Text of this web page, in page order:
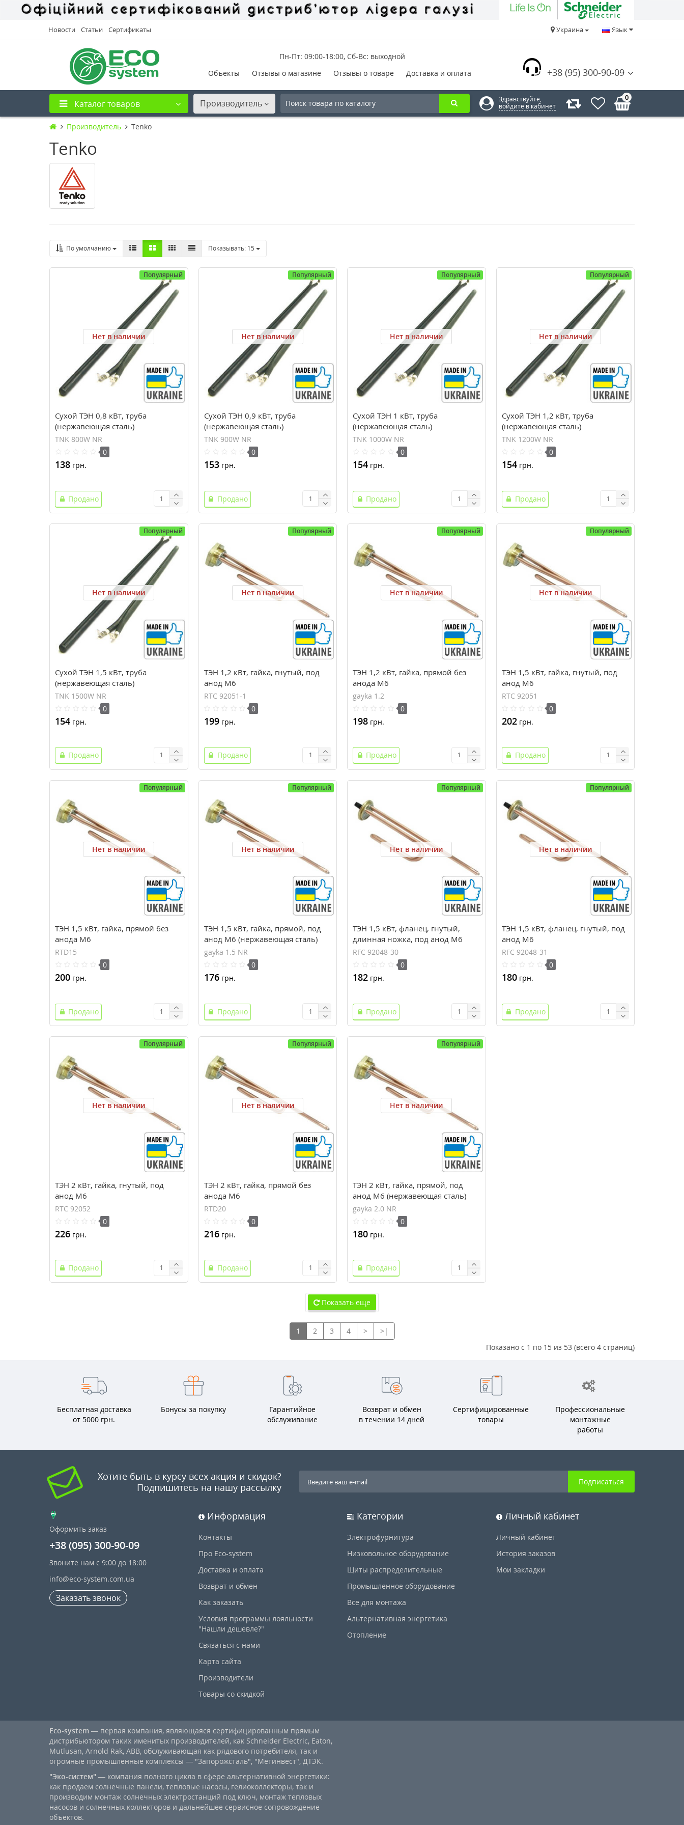
Новости Статьи Сертификаты Язык
Украина
+38 (95) 300-90-09
Пн-Пт: 09:00-18:00, Сб-Вс: выходной
Объекты
Отзывы о магазине Отзывы о товаре Доставка и оплата
Каталог товаров Производитель
Здравствуйте,
войдите в кабинет
0
Производитель Tenko
Tenko
По умолчанию Показывать: 15
Популярный
Нет в наличии
Сухой ТЭН 0,8 кВт, труба
(нержавеющая сталь)
TNK 800W NR
0
138 грн.
Продано
Популярный
Нет в наличии
Сухой ТЭН 0,9 кВт, труба
(нержавеющая сталь)
TNK 900W NR
0
153грн.
Продано
Популярный
Нет в наличии
Сухой ТЭН 1 кВт, труба
(нержавеющая сталь)
TNK 1000W NR
0
154 грн.
Продано
Популярный
Нет в наличии
Сухой ТЭН 1,2 кВт, труба
(нержавеющая сталь)
TNK 1200W NR
0
154грн.
Продано
Популярный
Нет в наличии
Сухой ТЭН 1,5 кВт, труба
(нержавеющая сталь)
TNK 1500W NR
0
154 грн.
Продано
Популярный
Нет в наличии
ТЭН 1,2 кВт, гайка, гнутый, под
анод М6
RTC 92051-1
0
199грн.
Продано
Популярный
Нет в наличии
ТЭН 1,2 кВт, гайка, прямой без
анода M6
gayka 1.2
0
198 грн.
Продано
Популярный
Нет в наличии
ТЭН 1,5 кВт, гайка, гнутый, под
анод М6
RTC 92051
0
202грн.
Продано
Популярный
Нет в наличии
ТЭН 1,5 кВт, гайка, прямой без
анода M6
RTD15
0
200 грн.
Продано
Популярный
Нет в наличии
ТЭН 1,5 кВт, гайка, прямой, под
анод М6 (нержавеющая сталь)
gayka 1.5 NR
0
176грн.
Продано
Популярный
Нет в наличии
ТЭН 1,5 кВт, фланец, гнутый,
длинная ножка, под анод M6
RFC 92048-30
0
182 грн.
Продано
Популярный
Нет в наличии
ТЭН 1,5 кВт, фланец, гнутый, под
анод М6
RFC 92048-31
0
180грн.
Продано
Популярный
Нет в наличии
ТЭН 2 кВт, гайка, гнутый, под
анод М6
RTC 92052
0
226 грн.
Продано
Популярный
Нет в наличии
ТЭН 2 кВт, гайка, прямой без
анода М6
RTD20
0
216грн.
Продано
Популярный
Нет в наличии
ТЭН 2 кВт, гайка, прямой, под
анод М6 (нержавеющая сталь)
gayka 2.0 NR
0
180 грн.
Продано
Показать еще
1 2 3 4 >
>|
Показано с 1 по 15 из 53 (всего 4 страниц)
Бесплатная доставка
от 5000 грн.
Бонусы за покупку
Гарантийное
обслуживание
Возврат и обмен
в течении 14 дней
Сертифицированные
товары
Профессиональные
монтажные
работы
Хотите быть в курсу всех акция и скидок?
Подпишитесь на нашу рассылку
Подписаться
Оформить заказ
+38 (095) 300-90-09
Звоните нам с 9:00 до 18:00
info@eco-system.com.ua
Заказать звонок
Информация
Контакты
Про Eco-system
Доставка и оплата
Возврат и обмен
Как заказать
Условия программы лояльности
"Нашли дешевле?"
Связаться с нами
Карта сайта
Производители
Товары со скидкой
Категории
Электрофурнитура
Низковольное оборудование
Щиты распределительные
Промышленное оборудование
Все для монтажа
Альтернативная энергетика
Отопление
Личный кабинет
Личный кабинет
История заказов
Мои закладки
Eco-system — первая компания, являющаяся сертифицированным прямым
дистрибьютором таких именитых производителей, как Schneider Electric, Eaton,
Mutlusan, Arnold Rak, ABB, обслуживающая как рядового потребителя, так и
огромные промышленные комплексы — "Запорожсталь", "Метинвест", ДТЭК.
"Эко-систем" — компания полного цикла в сфере альтернативной энергетики:
как продаем солнечные панели, тепловые насосы, гелиоколлекторы, так и
производим монтаж солнечных электростанций под ключ, монтаж тепловых
насосов и солнечных коллекторов и дальнейшее сервисное сопровождение
объектов.